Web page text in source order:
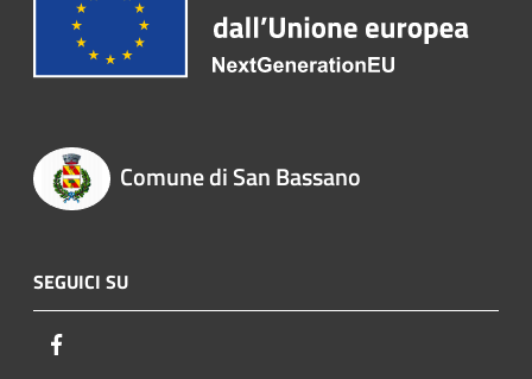
Comune di San Bassano
SEGUICI SU